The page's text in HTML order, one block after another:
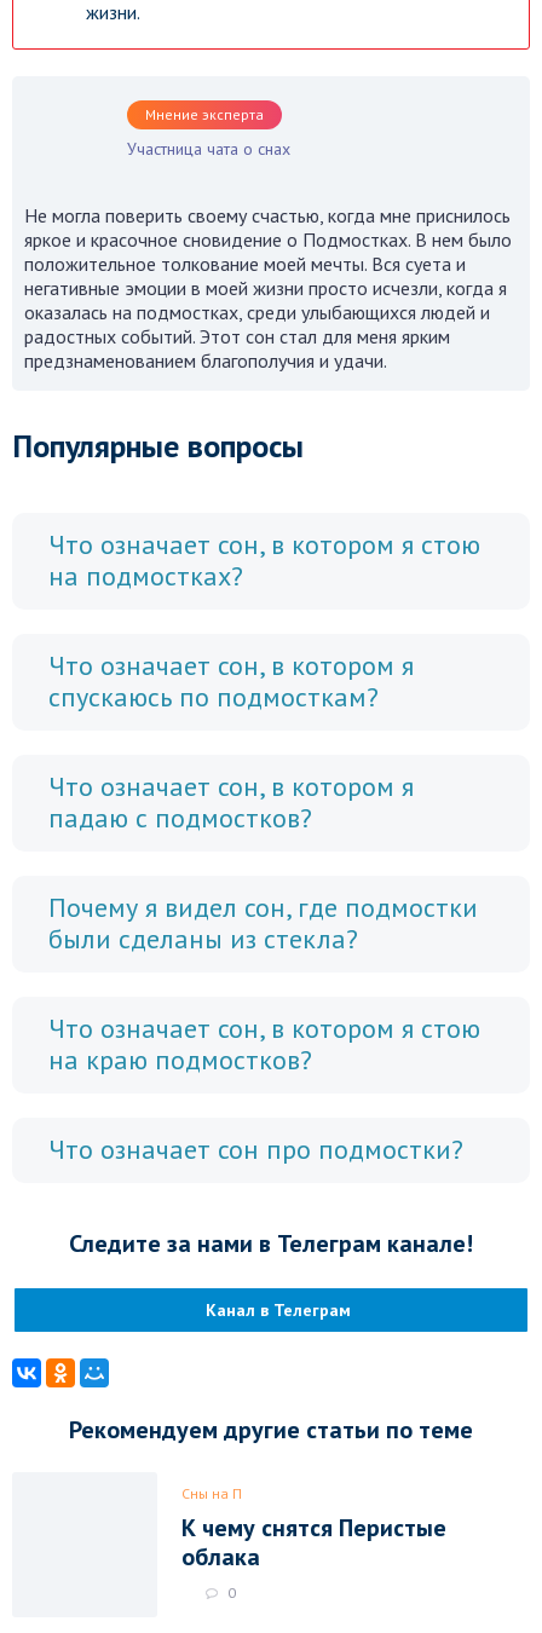
жизни.
Мнение эксперта
Участница чата о снах
Не могла поверить своему счастью, когда мне приснилось
яркое и красочное сновидение о Подмостках. В нем было
положительное толкование моей мечты. Вся суета и
негативные эмоции в моей жизни просто исчезли, когда я
оказалась на подмостках, среди улыбающихся людей и
радостных событий. Этот сон стал для меня ярким
предзнаменованием благополучия и удачи.
Популярные вопросы
Что означает сон, в котором я стою
на подмостках?
Что означает сон, в котором я
спускаюсь по подмосткам?
Что означает сон, в котором я
падаю с подмостков?
Почему я видел сон, где подмостки
были сделаны из стекла?
Что означает сон, в котором я стою
на краю подмостков?
Что означает сон про подмостки?
Следите за нами в Телеграм канале!
Канал в Телеграм
Рекомендуем другие статьи по теме
Сны на П
К чему снятся Перистые
облака
0